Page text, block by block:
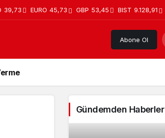
39,73 EURO 45,73 GBP 53,45 BIST 9.128,91
Abone Ol
Gündemden Haberler